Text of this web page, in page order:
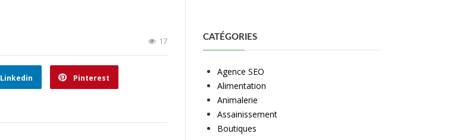
17
Linkedin Pinterest
CATÉGORIES
Agence SEO
Alimentation
Animalerie
Assainissement
Boutiques